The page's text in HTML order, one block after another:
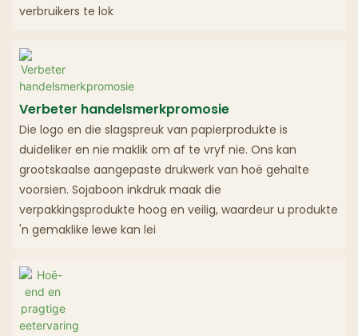
verbruikers te lok
Verbeter handelsmerkpromosie
Die logo en die slagspreuk van papierprodukte is
duideliker en nie maklik om af te vryf nie. Ons kan
grootskaalse aangepaste drukwerk van hoë gehalte
voorsien. Sojaboon inkdruk maak die
verpakkingsprodukte hoog en veilig, waardeur u produkte
'n gemaklike lewe kan lei